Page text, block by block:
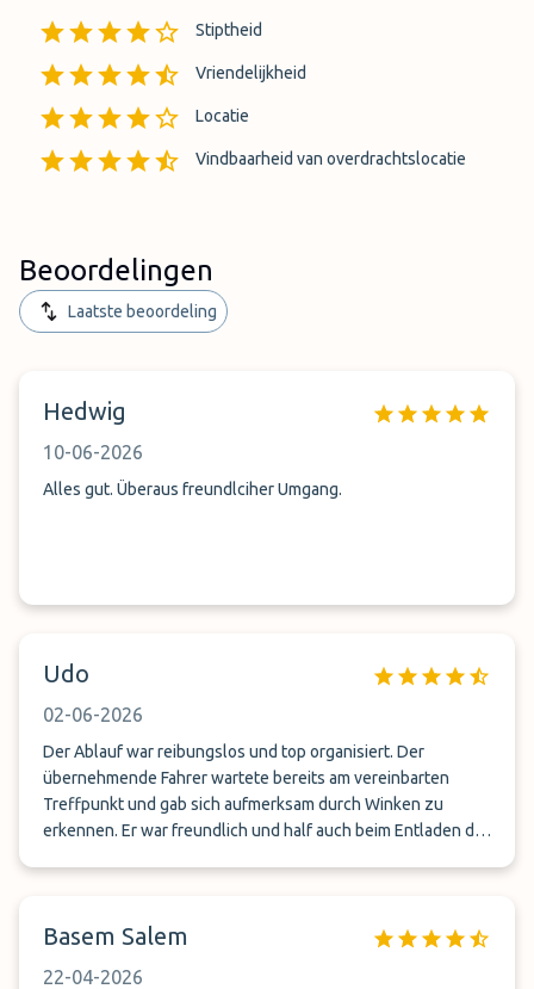
Stiptheid
Vriendelijkheid
Locatie
Vindbaarheid van overdrachtslocatie
Beoordelingen
Laatste beoordeling
Hedwig
10-06-2026
Alles gut. Überaus freundlciher Umgang.
Udo
02-06-2026
Der Ablauf war reibungslos und top organisiert. Der
übernehmende Fahrer wartete bereits am vereinbarten
Treffpunkt und gab sich aufmerksam durch Winken zu
erkennen. Er war freundlich und half auch beim Entladen der
zufrieden.
Basem Salem
22-04-2026